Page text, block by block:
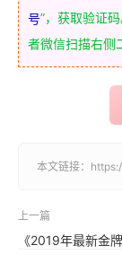
号”，获取验证
者微信扫描右侧
本文链接：
上一篇
《2019年最新金